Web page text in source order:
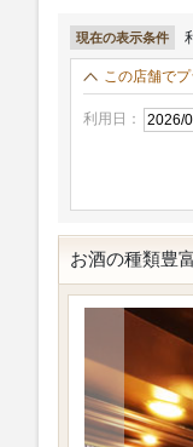
現在の表示条件
この店舗で
利用日：
お酒の種類豊